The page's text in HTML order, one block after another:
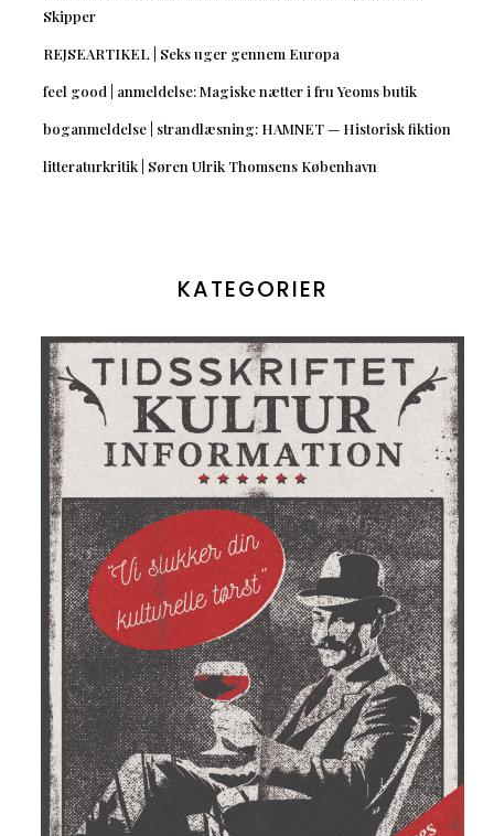
Skipper
REJSEARTIKEL | Seks uger gennem Europa
feel good | anmeldelse: Magiske nætter i fru Yeoms butik
boganmeldelse | strandlæsning: HAMNET — Historisk fiktion
litteraturkritik | Søren Ulrik Thomsens København
KATEGORIER